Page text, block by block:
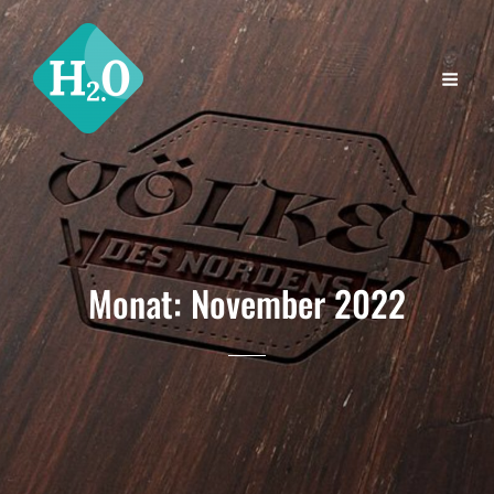
Monat: November 2022